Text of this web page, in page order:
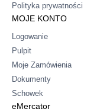
Polityka prywatności
MOJE KONTO
Logowanie
Pulpit
Moje Zamówienia
Dokumenty
Schowek
eMercator